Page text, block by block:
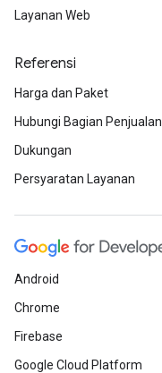
Layanan Web
Referensi
Harga dan Paket
Hubungi Bagian Penjualan
Dukungan
Persyaratan Layanan
Android
Chrome
Firebase
Google Cloud Platform